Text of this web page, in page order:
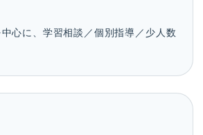
心に、学習相談／個別指導／少人数